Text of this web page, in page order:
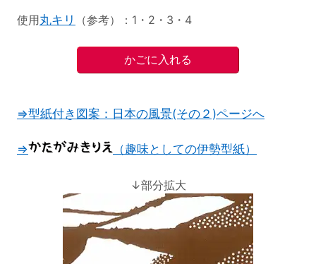
使用丸キリ （参考）：1・2・3・4
⇒型紙付き図案：日本の風景(その２)ページへ
⇒ （趣味としての伊勢型紙）
↓部分拡大